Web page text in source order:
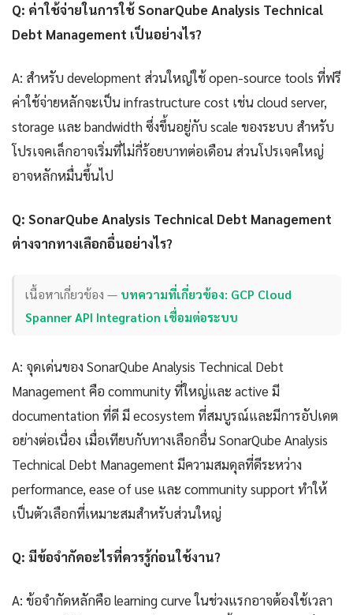
Q: ค่าใช้จ่ายในการใช้ SonarQube Analysis Technical
Debt Management เป็นอย่างไร?
A: สำหรับ development ส่วนใหญ่ใช้ open-source tools ที่ฟรี
ค่าใช้จ่ายหลักจะเป็น infrastructure cost เช่น cloud server,
storage และ bandwidth ซึ่งขึ้นอยู่กับ scale ของระบบ สำหรับ
โปรเจคเล็กอาจเริ่มที่ไม่กี่ร้อยบาทต่อเดือน ส่วนโปรเจคใหญ่
อาจหลักหมื่นขึ้นไป
Q: SonarQube Analysis Technical Debt Management
ต่างจากทางเลือกอื่นอย่างไร?
เนื้อหาเกี่ยวข้อง — บทความที่เกี่ยวข้อง: GCP Cloud
Spanner API Integration เชื่อมต่อระบบ
A: จุดเด่นของ SonarQube Analysis Technical Debt
Management คือ community ที่ใหญ่และ active มี
documentation ที่ดี มี ecosystem ที่สมบูรณ์และมีการอัปเดต
อย่างต่อเนื่อง เมื่อเทียบกับทางเลือกอื่น SonarQube Analysis
Technical Debt Management มีความสมดุลที่ดีระหว่าง
performance, ease of use และ community support ทำให้
เป็นตัวเลือกที่เหมาะสมสำหรับส่วนใหญ่
Q: มีข้อจำกัดอะไรที่ควรรู้ก่อนใช้งาน?
A: ข้อจำกัดหลักคือ learning curve ในช่วงแรกอาจต้องใช้เวลา